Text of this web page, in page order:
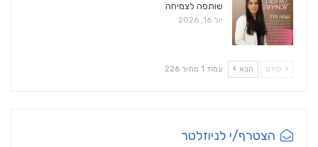
שותפה לצמיחה
יול 16, 2026
קודם הבא עמוד 1 מתוך 226
הצטרף/י לניוזלטר